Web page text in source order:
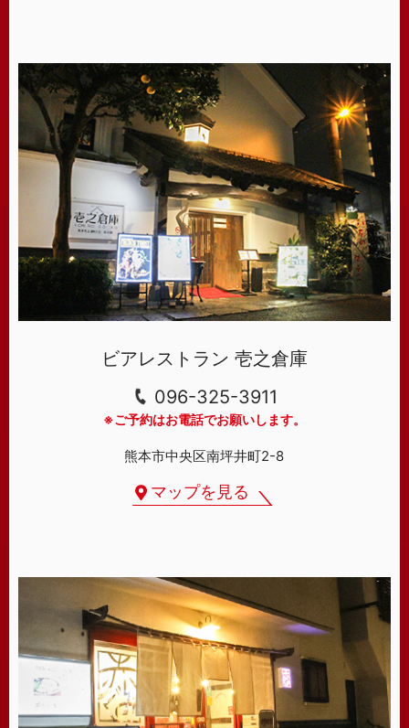
ビアレストラン 壱之倉庫
096-325-3911
※ご予約はお電話でお願いします。
熊本市中央区南坪井町2-8
マップを見る